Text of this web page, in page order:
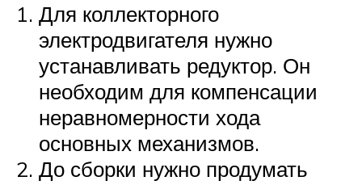
Для коллекторного
электродвигателя нужно
устанавливать редуктор. Он
необходим для компенсации
неравномерности хода
основных механизмов.
До сборки нужно продумать